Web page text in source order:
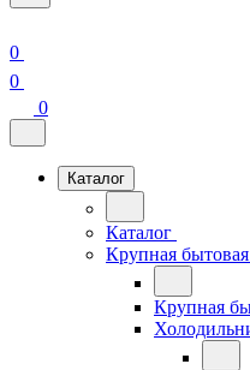
0
0
0
Каталог
Каталог
Крупная
Крупная